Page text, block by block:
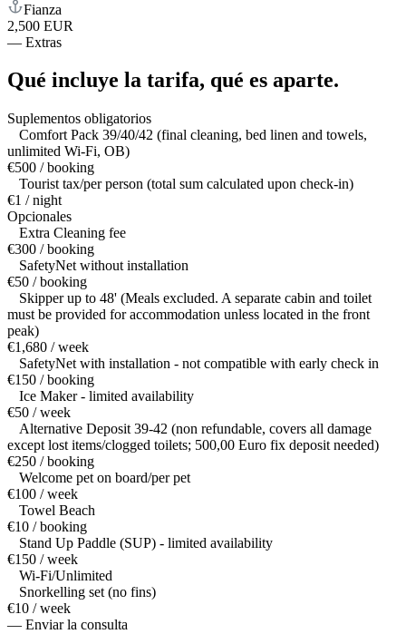
Fianza
2,500 EUR
— Extras
Qué incluye la tarifa, qué es aparte.
Suplementos obligatorios
Comfort Pack 39/40/42 (final cleaning, bed linen and towels,
unlimited Wi-Fi, OB)
€500 / booking
Tourist tax/per person (total sum calculated upon check-in)
€1 / night
Opcionales
Extra Cleaning fee
€300 / booking
SafetyNet without installation
€50 / booking
Skipper up to 48' (Meals excluded. A separate cabin and toilet
must be provided for accommodation unless located in the front
peak)
€1,680 / week
SafetyNet with installation - not compatible with early check in
€150 / booking
Ice Maker - limited availability
€50 / week
Alternative Deposit 39-42 (non refundable, covers all damage
except lost items/clogged toilets; 500,00 Euro fix deposit needed)
€250 / booking
Welcome pet on board/per pet
€100 / week
Towel Beach
€10 / booking
Stand Up Paddle (SUP) - limited availability
€150 / week
Wi-Fi/Unlimited
Snorkelling set (no fins)
€10 / week
— Enviar la consulta